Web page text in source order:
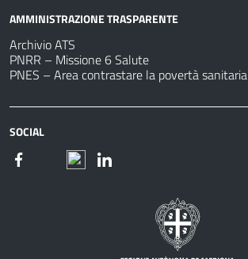
AMMINISTRAZIONE TRASPARENTE
Archivio ATS
PNRR – Missione 6 Salute
PNES – Area contrastare la povertà sanitaria
SOCIAL